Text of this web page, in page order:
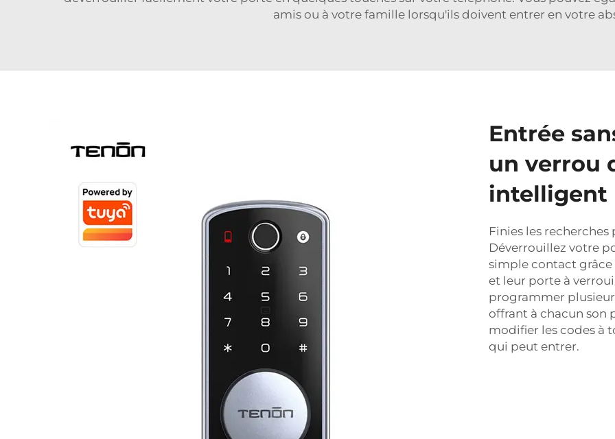
amis ou à votre famille lorsqu'ils doivent entrer en votre
Entrée
un verrou
intelligent
Finies les
Déverrouillez votre
simple contact grâce
et leur porte à
programmer
offrant à chacun son
modifier les codes à
qui peut entrer.